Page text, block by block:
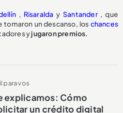
, Risaralda y Santander, que
tomaron un descanso, los chances
yjugaron premios.
para vos
explicamos: Cómo
un crédito digital